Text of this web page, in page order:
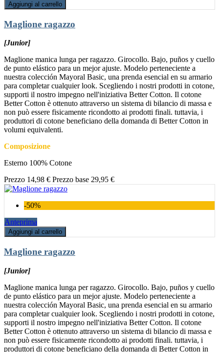
Aggiungi al carrello
Maglione ragazzo
[Junior]
Maglione manica lunga per ragazzo. Girocollo. Bajo, puños y cuello
de punto elástico para un mejor ajuste. Modelo perteneciente a
nuestra colección Mayoral Basic, una prenda esencial en su armario
para completar cualquier look. Scegliendo i nostri prodotti in cotone,
supporti il nostro impegno nell'iniziativa Better Cotton. Il cotone
Better Cotton è ottenuto attraverso un sistema di bilancio di massa e
non può essere fisicamente ricondotto ai prodotti finali. tuttavia, i
produttori di cotone beneficiano della domanda di Better Cotton in
volumi equivalenti.
Composizione
Esterno 100% Cotone
Prezzo 14,98 € Prezzo base 29,95 €
-50%
Anteprima
Aggiungi al carrello
Maglione ragazzo
[Junior]
Maglione manica lunga per ragazzo. Girocollo. Bajo, puños y cuello
de punto elástico para un mejor ajuste. Modelo perteneciente a
nuestra colección Mayoral Basic, una prenda esencial en su armario
para completar cualquier look. Scegliendo i nostri prodotti in cotone,
supporti il nostro impegno nell'iniziativa Better Cotton. Il cotone
Better Cotton è ottenuto attraverso un sistema di bilancio di massa e
non può essere fisicamente ricondotto ai prodotti finali. tuttavia, i
produttori di cotone beneficiano della domanda di Better Cotton in